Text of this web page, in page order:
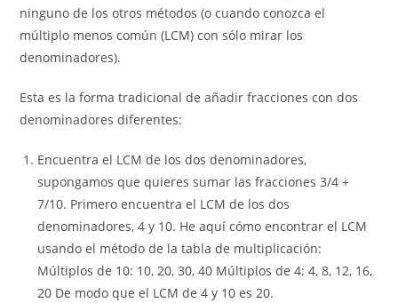
ninguno de los otros métodos (o cuando conozca el
múltiplo menos común (LCM) con sólo mirar los
denominadores).
Esta es la forma tradicional de añadir fracciones con dos
denominadores diferentes:
Encuentra el LCM de los dos denominadores,
supongamos que quieres sumar las fracciones 3/4 +
7/10. Primero encuentra el LCM de los dos
denominadores, 4 y 10. He aquí cómo encontrar el LCM
usando el método de la tabla de multiplicación:
Múltiplos de 10: 10, 20, 30, 40 Múltiplos de 4: 4, 8, 12, 16,
20 De modo que el LCM de 4 y 10 es 20.